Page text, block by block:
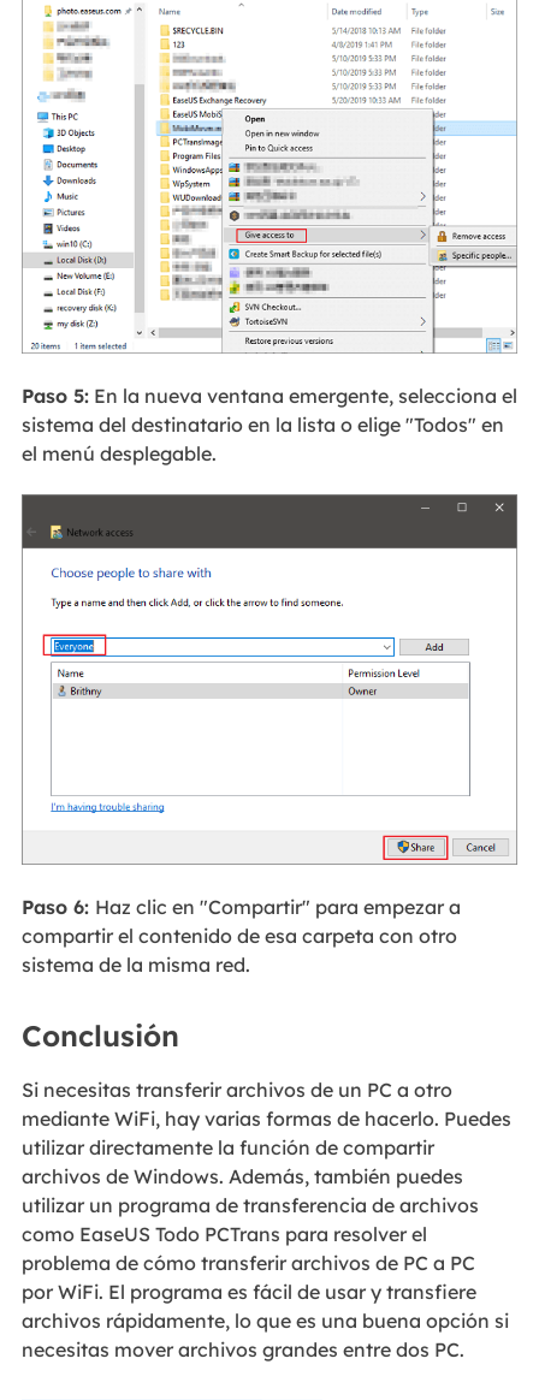
Paso 5:En la nueva ventana emergente, selecciona el
sistema del destinatario en la lista o elige "Todos" en
el menú desplegable.
Paso 6: Haz clic en "Compartir" para empezar a
compartir el contenido de esa carpeta con otro
sistema de la misma red.
Conclusión
Si necesitas transferir archivos de un PC a otro
mediante WiFi, hay varias formas de hacerlo. Puedes
utilizar directamente la función de compartir
archivos de Windows. Además, también puedes
utilizar un programa de transferencia de archivos
como EaseUS Todo PCTrans para resolver el
problema de cómo transferir archivos de PC a PC
por WiFi. El programa es fácil de usar y transfiere
archivos rápidamente, lo que es una buena opción si
necesitas mover archivos grandes entre dos PC.